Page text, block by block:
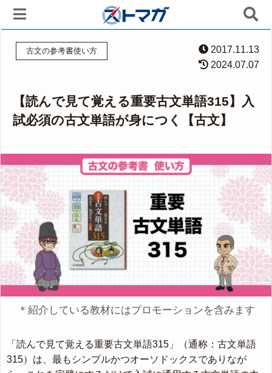
古文の参考書使い方
2017.11.13
2024.07.07
【読んで見て覚える重要古文単語315】入
試必須の古文単語が身につく【古文】
＊紹介している教材にはプロモーションを含みます
「読んで見て覚える重要古文単語315」（通称：古文単語
315）は、最もシンプルかつオーソドックスでありなが